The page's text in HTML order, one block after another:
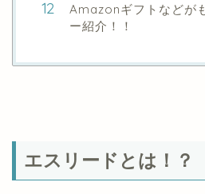
Amazonギフトなどが
ー紹介！！
エスリードとは！？